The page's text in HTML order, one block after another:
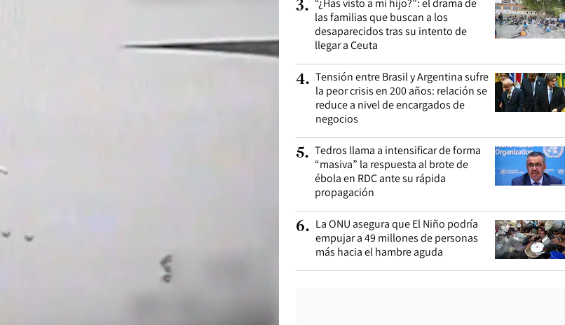
3. “¿Has visto a mi hijo?”: el drama de
las familias que buscan a los
desaparecidos tras su intento de
llegar a Ceuta
4. Tensión entre Brasil y Argentina sufre
la peor crisis en 200 años: relación se
reduce a nivel de encargados de
negocios
5. Tedros llama a intensificar de forma
“masiva” la respuesta al brote de
ébola en RDC ante su rápida
propagación
6. La ONU asegura que El Niño podría
empujar a 49 millones de personas
más hacia el hambre aguda